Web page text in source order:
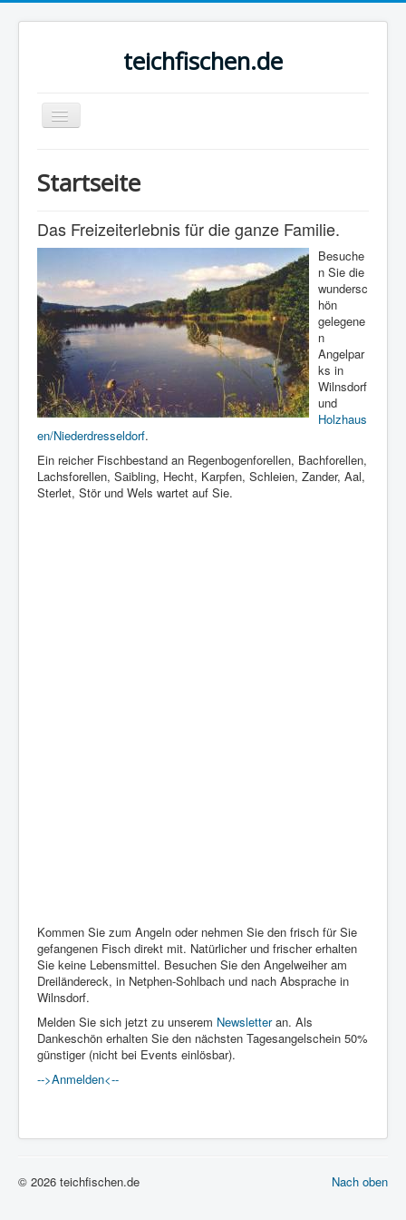
teichfischen.de
Navigation
an/aus
Angelanlagen
Preise
Fischereischein
Wiki
Newsletter
Impressum
Startseite
Das Freizeiterlebnis für die ganze Familie.
Besuche
n Sie die
wundersc
hön
gelegene
n
Angelpar
ks in
Wilnsdorf
und
Holzhaus
en/Niederdresseldorf.
Ein reicher Fischbestand an Regenbogenforellen, Bachforellen,
Lachsforellen, Saibling, Hecht, Karpfen, Schleien, Zander, Aal,
Sterlet, Stör und Wels wartet auf Sie.
Kommen Sie zum Angeln oder nehmen Sie den frisch für Sie
gefangenen Fisch direkt mit. Natürlicher und frischer erhalten
Sie keine Lebensmittel. Besuchen Sie den Angelweiher am
Dreiländereck, in Netphen-Sohlbach und nach Absprache in
Wilnsdorf.
Melden Sie sich jetzt zu unserem Newsletteran. Als
Dankeschön erhalten Sie den nächsten Tagesangelschein 50%
günstiger (nicht bei Events einlösbar).
-->Anmelden<--
Nach oben
© 2026 teichfischen.de